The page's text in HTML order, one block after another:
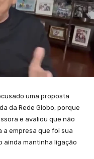
uma proposta
da Rede Globo, porque
e avaliou que não
empresa que foi sua
ainda mantinha ligação